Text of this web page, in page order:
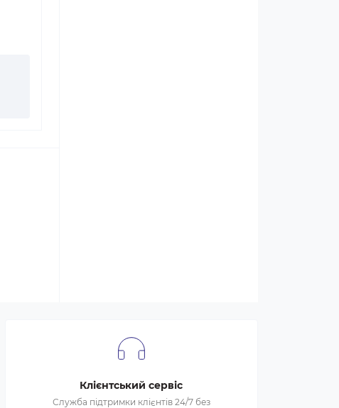
Клієнтський сервіс
Служба підтримки клієнтів 24/7 без